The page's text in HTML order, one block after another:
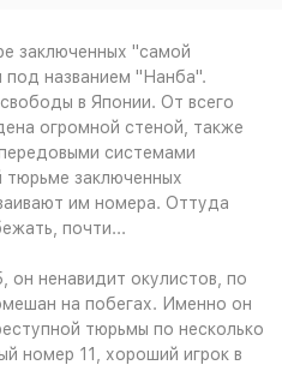
заключенных "самой
названием "Нанба".
в Японии. От всего
огромной стеной, также
системами
тюрьме заключенных
им номера. Оттуда
почти...
он ненавидит окулистов, по
на побегах. Именно он
тюрьмы по несколько
номер 11, хороший игрок в